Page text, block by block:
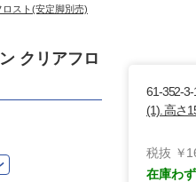
スト(安定脚別売)
クリアフロ
61-352-3-
(1). 高さ
税抜 ￥
在庫わ